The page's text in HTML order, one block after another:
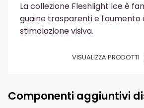
La collezione Fleshlight Ice è
guaine trasparenti e l'aumento
stimolazione visiva.
VISUALIZZA PRODOTTI
Componenti aggiuntivi